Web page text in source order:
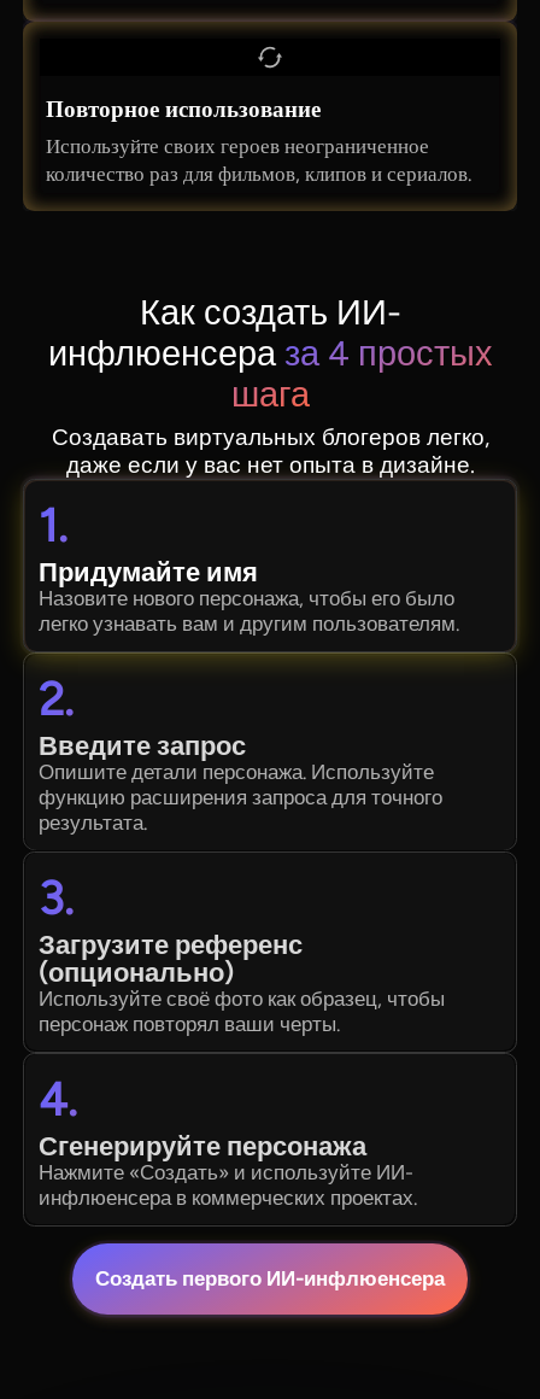
Повторное использование
Используйте своих героев неограниченное
количество раз для фильмов, клипов и сериалов.
Как создать ИИ-
инфлюенсераза 4 простых
шага
Создавать виртуальных блогеров легко,
даже если у вас нет опыта в дизайне.
1.
Придумайте имя
Назовите нового персонажа, чтобы его было
легко узнавать вам и другим пользователям.
2.
Введите запрос
Опишите детали персонажа. Используйте
функцию расширения запроса для точного
результата.
3.
Загрузите референс
(опционально)
Используйте своё фото как образец, чтобы
персонаж повторял ваши черты.
4.
Сгенерируйте персонажа
Нажмите «Создать» и используйте ИИ-
инфлюенсера в коммерческих проектах.
Создать первого ИИ-инфлюенсера